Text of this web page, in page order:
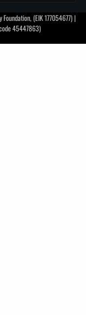
(EIK 177054677) |
code 45447863)